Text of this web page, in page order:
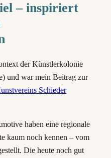
– inspiriert
der Künstlerkolonie
und war mein Beitrag zur
Schieder
haben eine regionale
kaum noch kennen – vom
Die heute noch gut